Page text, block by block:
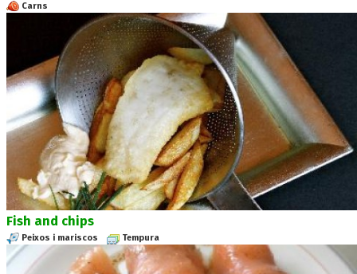
Carns
Fish and chips
Peixos i mariscos Tempura